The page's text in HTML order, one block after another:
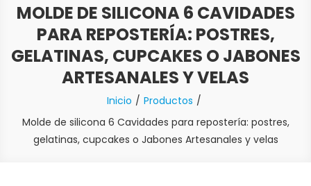
MOLDE DE SILICONA 6 CAVIDADES
PARA REPOSTERÍA: POSTRES,
GELATINAS, CUPCAKES O JABONES
ARTESANALES Y VELAS
Inicio
Productos
Molde de silicona 6 Cavidades para repostería: postres,
gelatinas, cupcakes o Jabones Artesanales y velas